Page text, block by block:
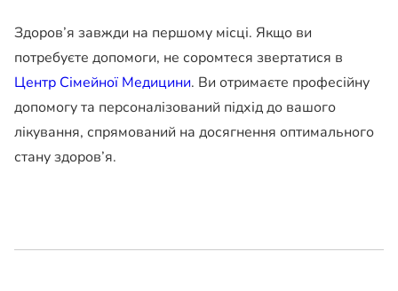
Здоров’я завжди на першому місці. Якщо ви
потребуєте допомоги, не соромтеся звертатися в
Центр Сімейної Медицини. Ви отримаєте професійну
допомогу та персоналізований підхід до вашого
лікування, спрямований на досягнення оптимального
стану здоров’я.